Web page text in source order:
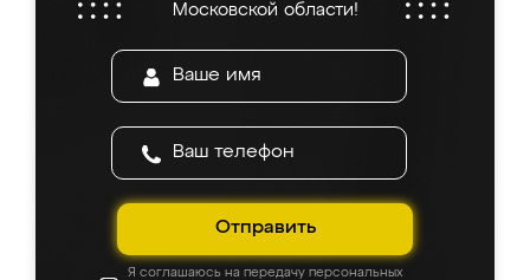
Московской области!
Отправить
Я соглашаюсь на передачу персональных